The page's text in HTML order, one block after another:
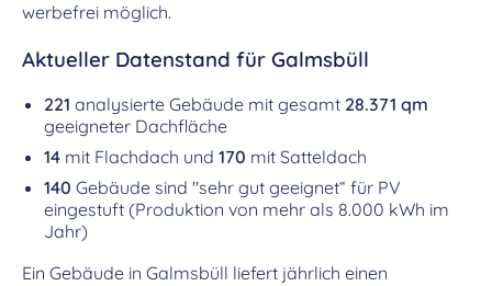
werbefrei möglich.
Aktueller Datenstand für Galmsbüll
221 analysierte Gebäude mit gesamt 28.371 qm
geeigneter Dachfläche
14 mit Flachdach und 170 mit Satteldach
140 Gebäude sind "sehr gut geeignet“ für PV
eingestuft (Produktion von mehr als 8.000 kWh im
Jahr)
Ein Gebäude in Galmsbüll liefert jährlich einen